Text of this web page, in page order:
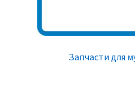
Запчасти для